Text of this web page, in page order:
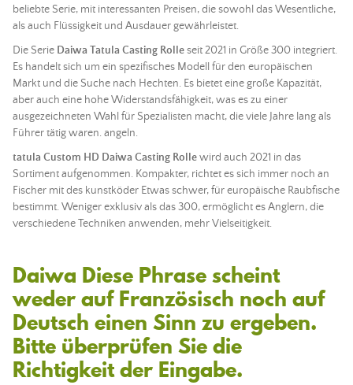
beliebte Serie, mit interessanten Preisen, die sowohl das Wesentliche,
als auch Flüssigkeit und Ausdauer gewährleistet.
Die Serie Daiwa Tatula Casting Rolleseit 2021 in Größe 300 integriert.
Es handelt sich um ein spezifisches Modell für den europäischen
Markt und die Suche nach Hechten. Es bietet eine große Kapazität,
aber auch eine hohe Widerstandsfähigkeit, was es zu einer
ausgezeichneten Wahl für Spezialisten macht, die viele Jahre lang als
Führer tätig waren. angeln.
tatula Custom HD Daiwa Casting Rollewird auch 2021 in das
Sortiment aufgenommen. Kompakter, richtet es sich immer noch an
Fischer mit des kunstköder Etwas schwer, für europäische Raubfische
bestimmt. Weniger exklusiv als das 300, ermöglicht es Anglern, die
verschiedene Techniken anwenden, mehr Vielseitigkeit.
Daiwa Diese Phrase scheint
weder auf Französisch noch auf
Deutsch einen Sinn zu ergeben.
Bitte überprüfen Sie die
Richtigkeit der Eingabe.